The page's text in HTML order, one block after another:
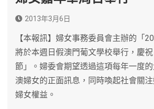
2013年3月6日
【本報訊】婦女事務委員會主辦的「
將於本週日假澳門葡文學校舉行，慶
節」。婦委會期望透過這項每年一度
澳婦女的正面訊息，同時喚起社會關
婦女權益。